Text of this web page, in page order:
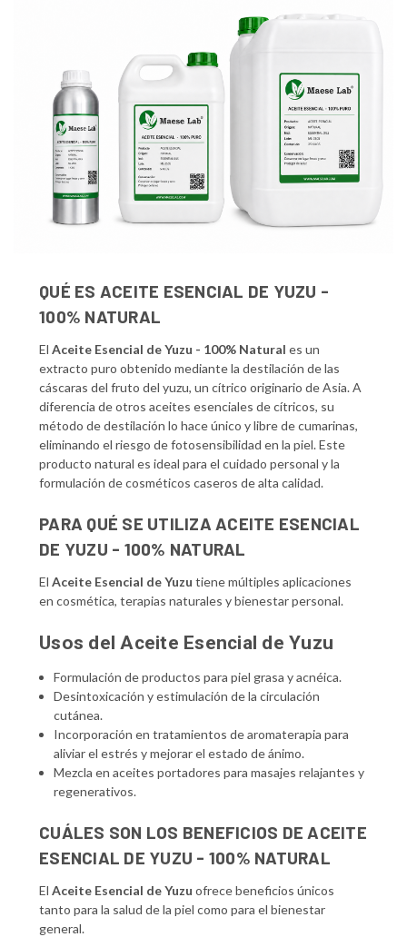
QUÉ ES ACEITE ESENCIAL DE YUZU -
100% NATURAL
El Aceite Esencial de Yuzu - 100% Natural es un
extracto puro obtenido mediante la destilación de las
cáscaras del fruto del yuzu, un cítrico originario de Asia. A
diferencia de otros aceites esenciales de cítricos, su
método de destilación lo hace único y libre de cumarinas,
eliminando el riesgo de fotosensibilidad en la piel. Este
producto natural es ideal para el cuidado personal y la
formulación de cosméticos caseros de alta calidad.
PARA QUÉ SE UTILIZA ACEITE ESENCIAL
DE YUZU - 100% NATURAL
El Aceite Esencial de Yuzu tiene múltiples aplicaciones
en cosmética, terapias naturales y bienestar personal.
Usos del Aceite Esencial de Yuzu
Formulación de productos para piel grasa y acnéica.
Desintoxicación y estimulación de la circulación
cutánea.
Incorporación en tratamientos de aromaterapia para
aliviar el estrés y mejorar el estado de ánimo.
Mezcla en aceites portadores para masajes relajantes y
regenerativos.
CUÁLES SON LOS BENEFICIOS DE ACEITE
ESENCIAL DE YUZU - 100% NATURAL
El Aceite Esencial de Yuzu ofrece beneficios únicos
tanto para la salud de la piel como para el bienestar
general.